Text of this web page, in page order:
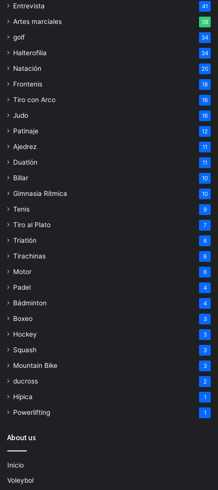
Entrevista 41
Artes marciales 38
golf 34
Halterofilia 34
Natación 20
Frontenis 18
Tiro con Arco 16
Judo 16
Patinaje 12
Ajedrez 11
Duatlón 11
Billar 10
Gimnasia Rítmica 10
Tenis 9
Tiro al Plato 7
Triatlón 6
Tirachinas 6
Motor 6
Padel 4
Bádminton 4
Boxeo 3
Hockey 3
Squash 3
Mountain Bike 3
ducross 2
Hípica 1
Powerlifting 1
About us
Inicio
Voleybol